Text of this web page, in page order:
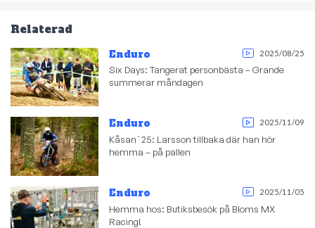
Relaterad
Enduro 2025/08/25
Six Days: Tangerat personbästa – Grande
summerar måndagen
Enduro 2025/11/09
Kåsan´25: Larsson tillbaka där han hör
hemma – på pallen
Enduro 2025/11/05
Hemma hos: Butiksbesök på Bloms MX
Racing!